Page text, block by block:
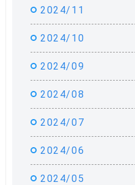
2024/11
2024/10
2024/09
2024/08
2024/07
2024/06
2024/05